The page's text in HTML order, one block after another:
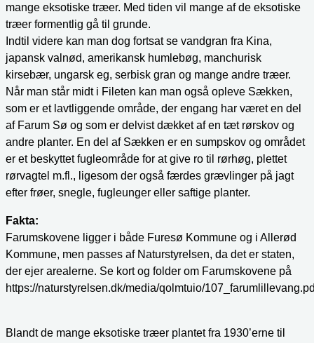
mange eksotiske træer. Med tiden vil mange af de eksotiske
træer formentlig gå til grunde.
Indtil videre kan man dog fortsat se vandgran fra Kina,
japansk valnød, amerikansk humlebøg, manchurisk
kirsebær, ungarsk eg, serbisk gran og mange andre træer.
Når man står midt i Fileten kan man også opleve Sækken,
som er et lavtliggende område, der engang har været en del
af Farum Sø og som er delvist dækket af en tæt rørskov og
andre planter. En del af Sækken er en sumpskov og området
er et beskyttet fugleområde for at give ro til rørhøg, plettet
rørvagtel m.fl., ligesom der også færdes grævlinger på jagt
efter frøer, snegle, fugleunger eller saftige planter.
Fakta:
Farumskovene ligger i både Furesø Kommune og i Allerød
Kommune, men passes af Naturstyrelsen, da det er staten,
der ejer arealerne. Se kort og folder om Farumskovene på
https://naturstyrelsen.dk/media/qolmtuio/
Blandt de mange eksotiske træer plantet fra 1930’erne til